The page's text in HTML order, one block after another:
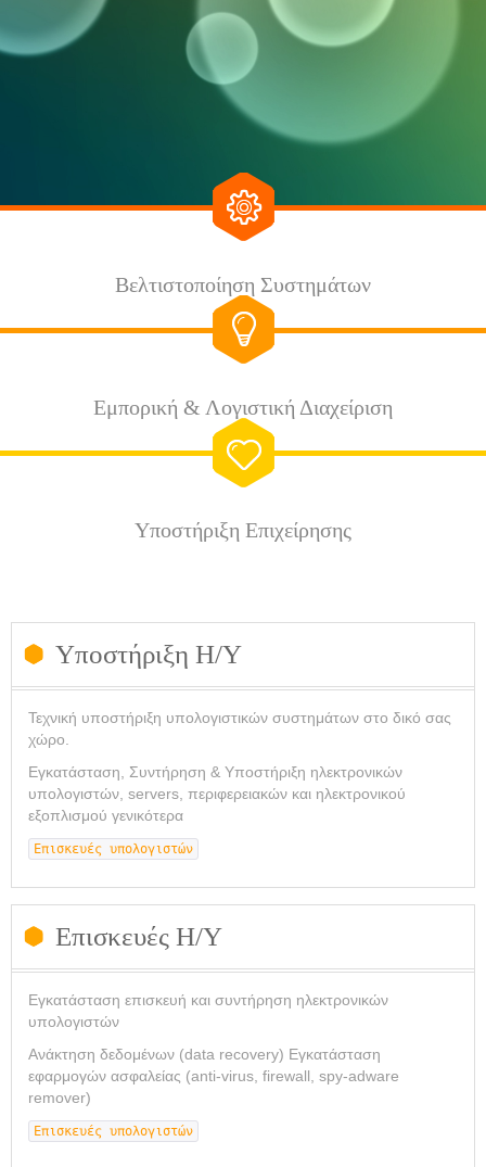
Βελτιστοποίηση Συστημάτων
Εμπορική & Λογιστική Διαχείριση
Υποστήριξη Επιχείρησης
Υποστήριξη Η/Υ
Τεχνική υποστήριξη υπολογιστικών συστημάτων στο δικό σας
χώρο.
Εγκατάσταση, Συντήρηση & Υποστήριξη ηλεκτρονικών
υπολογιστών, servers, περιφερειακών και ηλεκτρονικού
εξοπλισμού γενικότερα
Επισκευές υπολογιστών
Επισκευές Η/Υ
Εγκατάσταση επισκευή και συντήρηση ηλεκτρονικών
υπολογιστών
Ανάκτηση δεδομένων (data recovery) Εγκατάσταση
εφαρμογών ασφαλείας (anti-virus, firewall, spy-adware
remover)
Επισκευές υπολογιστών